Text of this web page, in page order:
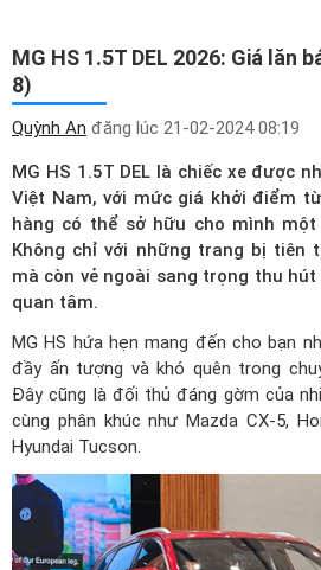
MG HS 1.5T DEL 2026: Giá lăn
8)
Quỳnh An đăng lúc 21-02-2024 08:19
MG HS 1.5T DEL là chiếc xe được
Việt Nam, với mức giá khởi điểm
hàng có thể sở hữu cho mình
Không chỉ với những trang bị tiên
mà còn vẻ ngoài sang trọng thu
quan tâm.
MG HS hứa hẹn mang đến cho bạn
đầy ấn tượng và khó quên trong
Đây cũng là đối thủ đáng gờm của
cùng phân khúc như Mazda CX-5,
Hyundai Tucson.